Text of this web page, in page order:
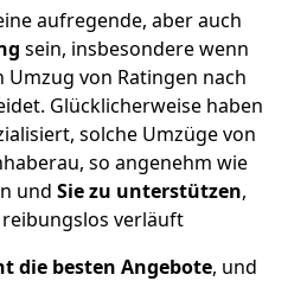
aufregende, aber auch
sein, insbesondere wenn
Umzug von Ratingen nach
Glücklicherweise haben
solche Umzüge von
so angenehm wie
und Sie zu unterstützen,
verläuft
die besten Angebote, und